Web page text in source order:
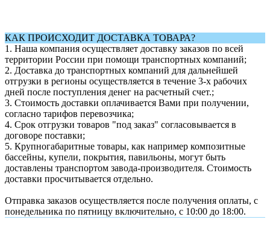
КАК ПРОИСХОДИТ ДОСТАВКА ТОВАРА?
1. Наша компания осуществляет доставку заказов по всей
территории России при помощи транспортных компаний;
2. Доставка до транспортных компаний для дальнейшей
отгрузки в регионы осуществляется в течение 3-х рабочих
дней после поступления денег на расчетный счет.;
3. Стоимость доставки оплачивается Вами при получении,
согласно тарифов перевозчика;
4. Срок отгрузки товаров "под заказ" согласовывается в
договоре поставки;
5. Крупногабаритные товары, как например композитные
бассейны, купели, покрытия, павильоны, могут быть
доставлены транспортом завода-производителя. Стоимость
доставки просчитывается отдельно.
Отправка заказов осуществляется после получения оплаты, с
понедельника по пятницу включительно, с 10:00 до 18:00.